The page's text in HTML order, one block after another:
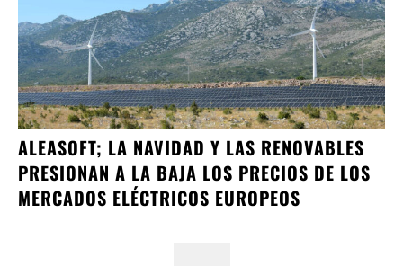
ALEASOFT; LA NAVIDAD Y LAS RENOVABLES
PRESIONAN A LA BAJA LOS PRECIOS DE LOS
MERCADOS ELÉCTRICOS EUROPEOS